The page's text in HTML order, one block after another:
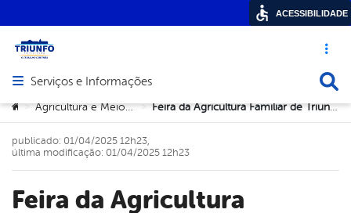
Acesso
Abrir menu principal de navegação
Serviços e Informações
Você está aqui:
> Agricultura e Meio Ambiente > Feira da Agricultura Familiar de Triunfo celebra 7 anos com programação especial
Feira da Agricultura
publicado: 01/04/2025 12h23,
última modificação: 01/04/2025 12h23
ACESSIBILIDADE